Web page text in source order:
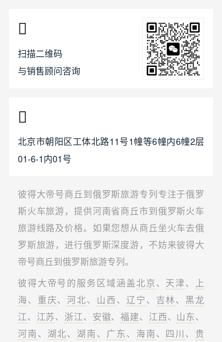
扫描二维码
与销售顾问咨询
北京市朝阳区工体北路11号1幢等6幢内6幢2层
01-6-1内01号
彼得大帝号商丘到俄罗斯旅游专列专注于俄罗
斯火车旅游，提供河南省商丘市到俄罗斯火车
旅游线路及价格。如果您想从商丘坐火车去俄
罗斯旅游，进行俄罗斯深度游，不妨来彼得大
帝号商丘到俄罗斯旅游专列。
彼得大帝号的服务区域涵盖北京、 天津、 上
海、 重庆、 河北、 山西、 辽宁、 吉林、 黑龙
江、 江苏、 浙江、 安徽、福建、 江西、 山东、
河南、 湖北、 湖南、 广东、 海南、 四川、 贵